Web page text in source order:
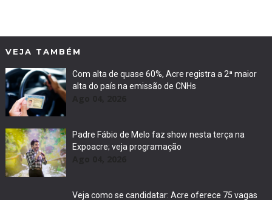
VEJA TAMBÉM
Com alta de quase 60%, Acre registra a 2ª maior
alta do país na emissão de CNHs
Padre Fábio de Melo faz show nesta terça na
Expoacre; veja programação
Veja como se candidatar: Acre oferece 75 vagas